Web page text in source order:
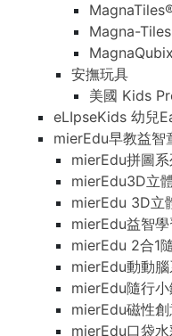
Magna-
安撫玩具
美國 Kids
eLIpseKids 幼兒
mierEdu早教益智
mierEdu拼圖系
mierEdu3D立
mierEdu 3D立
mierEdu益智
mierEdu 2合1
mierEdu動動腦
mierEdu隨行
mierEdu磁性
mierEdu口袋